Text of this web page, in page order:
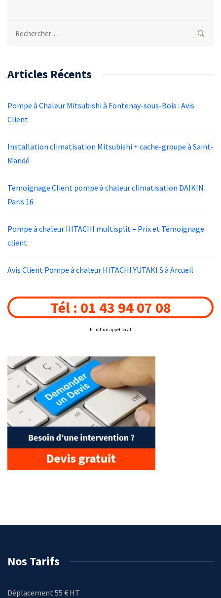
Rechercher :
Articles Récents
Pompe à Chaleur Mitsubishi à Fontenay-sous-Bois : Avis
Client
Installation climatisation Mitsubishi + cache-groupe à Saint-
Mandé
Temoignage Client pompe à chaleur climatisation DAIKIN
Paris 16
Pompe à chaleur HITACHI multisplit – Prix et Témoignage
client
Avis Client Pompe à chaleur HITACHI YUTAKI S à Arcueil
Tél : 01 43 94 07 08
Prix d'un appel local
Nos Tarifs
Déplacement 55 € HT